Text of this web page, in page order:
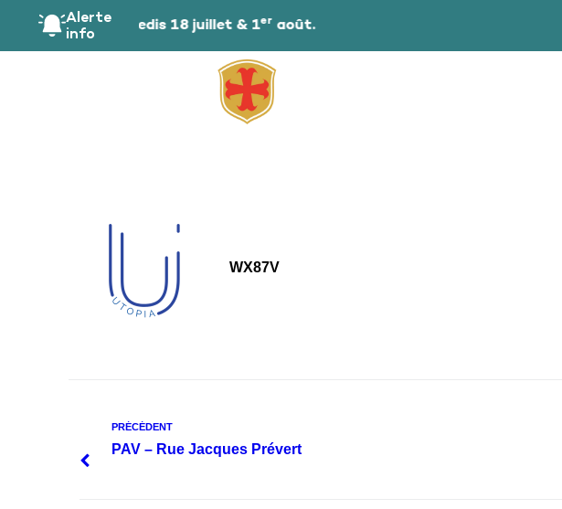
principal
Alerte
info
public les samedis 18 juillet & 1eraoût.
WX87V
PRÉCÉDENT
PAV – Rue Jacques Prévert